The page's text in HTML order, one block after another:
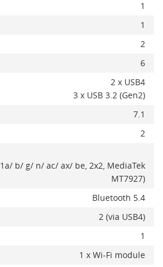
1
1
2
6
2 x USB4
3 x USB 3.2 (Gen2)
7.1
2
b/ g/ n/ ac/ ax/ be, 2x2, MediaTek
MT7927)
Bluetooth 5.4
2 (via USB4)
1
1 x Wi-Fi module